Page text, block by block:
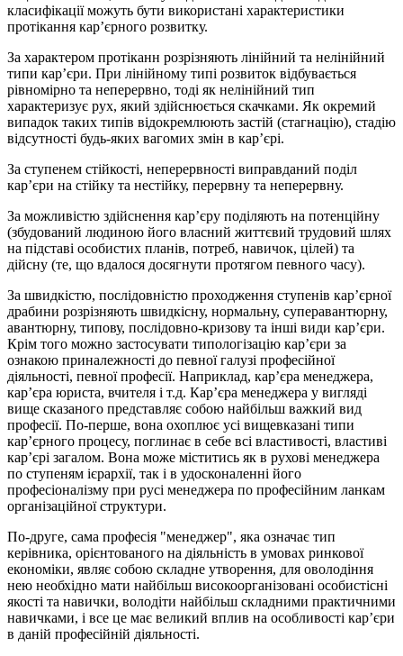
класифікації можуть бути використані характеристики
протікання кар’єрного розвитку.
За характером протіканн розрізняють лінійний та нелінійний
типи кар’єри. При лінійному типі розвиток відбувається
рівномірно та неперервно, тоді як нелінійний тип
характеризує рух, який здійснюється скачками. Як окремий
випадок таких типів відокремлюють застій (стагнацію), стадію
відсутності будь-яких вагомих змін в кар’єрі.
За ступенем стійкості, неперервності виправданий поділ
кар’єри на стійку та нестійку, перервну та неперервну.
За можливістю здійснення кар’єру поділяють на потенційну
(збудований людиною його власний життєвий трудовий шлях
на підставі особистих планів, потреб, навичок, цілей) та
дійсну (те, що вдалося досягнути протягом певного часу).
За швидкістю, послідовністю проходження ступенів кар’єрної
драбини розрізняють швидкісну, нормальну, суперавантюрну,
авантюрну, типову, послідовно-кризову та інші види кар’єри.
Крім того можно застосувати типологізацію кар’єри за
ознакою приналежності до певної галузі професійної
діяльності, певної професії. Наприклад, кар’єра менеджера,
кар’єра юриста, вчителя і т.д. Кар’єра менеджера у вигляді
вище сказаного представляє собою найбільш важкий вид
професії. По-перше, вона охоплює усі вищевказані типи
кар’єрного процесу, поглинає в себе всі властивості, властиві
кар’єрі загалом. Вона може міститись як в рухові менеджера
по ступеням ієрархії, так і в удосконаленні його
професіоналізму при русі менеджера по професійним ланкам
організаційної структури.
По-друге, сама професія "менеджер", яка означає тип
керівника, орієнтованого на діяльність в умовах ринкової
економіки, являє собою складне утворення, для оволодіння
нею необхідно мати найбільш високоорганізовані особистісні
якості та навички, володіти найбільш складними практичними
навичками, і все це має великий вплив на особливості кар’єри
в даній професійній діяльності.